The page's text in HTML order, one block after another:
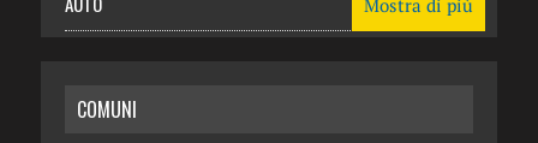
RISPARMIO
Mostra di più
COMUNI